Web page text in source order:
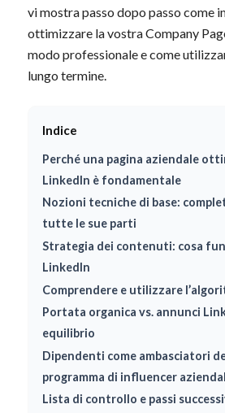
vi mostra passo dopo passo come
ottimizzare la vostra Company
modo professionale e come
lungo termine.
Indice
Perché una pagina aziendale
LinkedIn è fondamentale
Nozioni tecniche di base:
tutte le sue parti
Strategia dei contenuti: cosa
LinkedIn
Comprendere e utilizzare
Portata organica vs. annunci
equilibrio
Dipendenti come ambasciatori
programma di influencer
Lista di controllo e passi